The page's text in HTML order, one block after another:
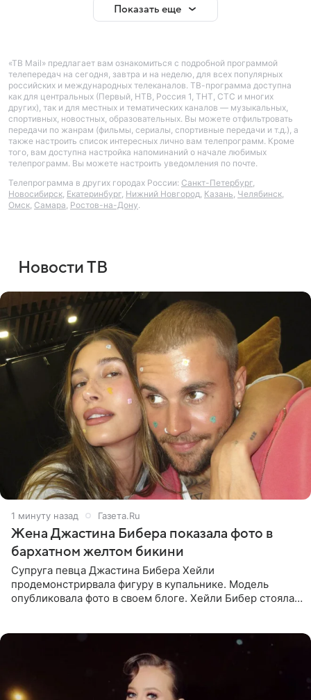
Показать еще
«ТВ Mail» предлагает вам ознакомиться с подробной программой
телепередач на сегодня, завтра и на неделю, для всех популярных
российских и международных телеканалов. ТВ-программа доступна
как для центральных (Первый, НТВ, Россия 1, ТНТ, СТС и многих
других), так и для местных и тематических каналов — музыкальных,
спортивных, новостных, образовательных. Вы можете отфильтровать
передачи по жанрам (фильмы, сериалы, спортивные передачи и т.д.), а
также настроить список интересных лично вам телепрограмм. Кроме
того, вам доступна настройка напоминаний о начале любимых
телепрограмм. Вы можете настроить уведомления по почте.
Телепрограмма в других городах России: Санкт-Петербург,
Новосибирск, Екатеринбург, Нижний Новгород, Казань, Челябинск,
Омск, Самара, Ростов-на-Дону.
Новости ТВ
2 минуты назад Газета.Ru
Жена Джастина Бибера показала фото в
бархатном желтом бикини
Супруга певца Джастина Бибера Хейли
продемонстрирвала фигуру в купальнике. Модель
опубликовала фото в своем блоге. Хейли Бибер стояла